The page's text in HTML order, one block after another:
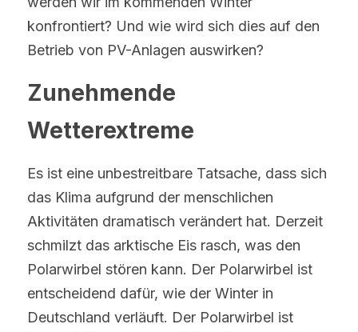
konfrontiert? Und wie wird sich dies auf den
Betrieb von PV-Anlagen auswirken?
Zunehmende
Wetterextreme
Es ist eine unbestreitbare Tatsache, dass sich
das Klima aufgrund der menschlichen
Aktivitäten dramatisch verändert hat. Derzeit
schmilzt das arktische Eis rasch, was den
Polarwirbel stören kann. Der Polarwirbel ist
entscheidend dafür, wie der Winter in
Deutschland verläuft. Der Polarwirbel ist